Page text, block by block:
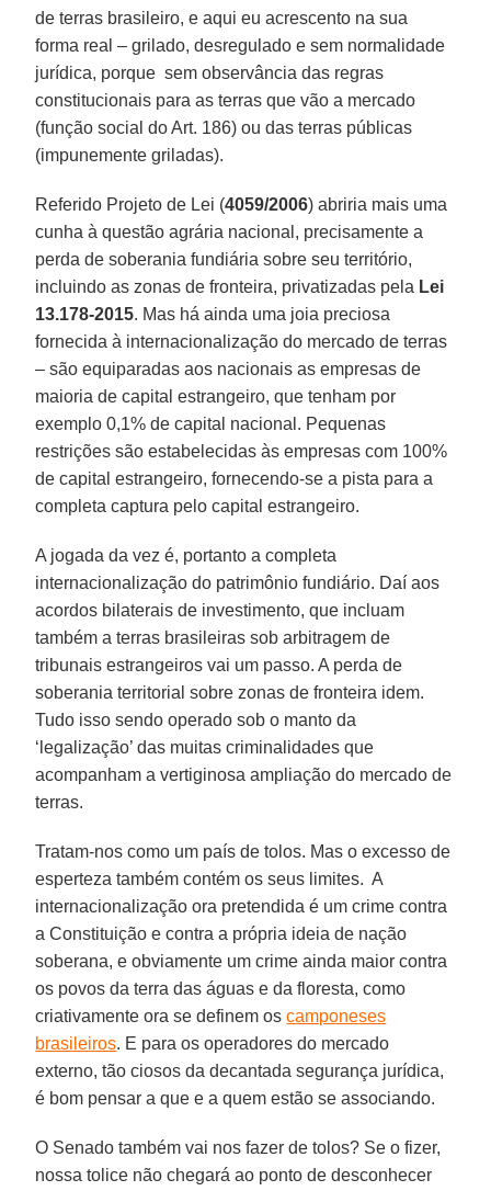
de terras brasileiro, e aqui eu acrescento na sua
forma real – grilado, desregulado e sem normalidade
jurídica, porque sem observância das regras
constitucionais para as terras que vão a mercado
(função social do Art. 186) ou das terras públicas
(impunemente griladas).
Referido Projeto de Lei (4059/2006) abriria mais uma
cunha à questão agrária nacional, precisamente a
perda de soberania fundiária sobre seu território,
incluindo as zonas de fronteira, privatizadas pela Lei
13.178-2015. Mas há ainda uma joia preciosa
fornecida à internacionalização do mercado de terras
– são equiparadas aos nacionais as empresas de
maioria de capital estrangeiro, que tenham por
exemplo 0,1% de capital nacional. Pequenas
restrições são estabelecidas às empresas com 100%
de capital estrangeiro, fornecendo-se a pista para a
completa captura pelo capital estrangeiro.
A jogada da vez é, portanto a completa
internacionalização do patrimônio fundiário. Daí aos
acordos bilaterais de investimento, que incluam
também a terras brasileiras sob arbitragem de
tribunais estrangeiros vai um passo. A perda de
soberania territorial sobre zonas de fronteira idem.
Tudo isso sendo operado sob o manto da
‘legalização’ das muitas criminalidades que
acompanham a vertiginosa ampliação do mercado de
terras.
Tratam-nos como um país de tolos. Mas o excesso de
esperteza também contém os seus limites. A
internacionalização ora pretendida é um crime contra
a Constituição e contra a própria ideia de nação
soberana, e obviamente um crime ainda maior contra
os povos da terra das águas e da floresta, como
criativamente ora se definem oscamponeses
brasileiros. E para os operadores do mercado
externo, tão ciosos da decantada segurança jurídica,
é bom pensar a que e a quem estão se associando.
O Senado também vai nos fazer de tolos? Se o fizer,
nossa tolice não chegará ao ponto de desconhecer